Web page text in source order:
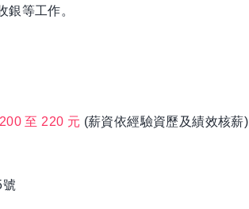
銀等工作。
至 220 元 (薪資依經驗資歷及績效核薪)
號